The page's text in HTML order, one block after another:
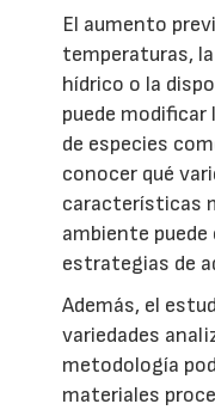
El aumento
temperaturas,
hídrico o la
puede
de especies
conocer qué
características
ambiente
estrategias de
Además, el
variedades
metodología
materiales